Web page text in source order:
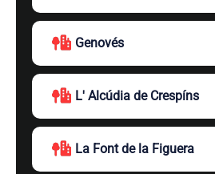
Genovés
L' Alcúdia de Crespíns
La Font de la Figuera